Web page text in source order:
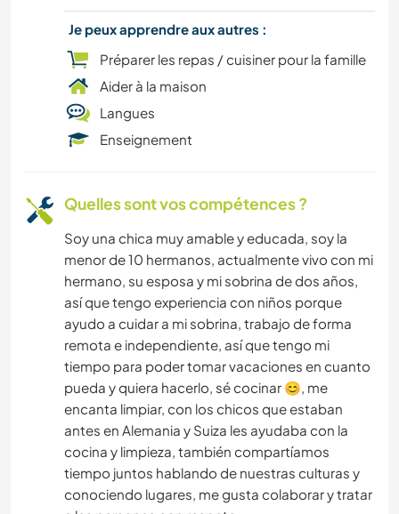
Je peux apprendre aux autres :
Préparer les repas / cuisiner pour la famille
Aider à la maison
Langues
Enseignement
Quelles sont vos compétences ?
Soy una chica muy amable y educada, soy la
menor de 10 hermanos, actualmente vivo con mi
hermano, su esposa y mi sobrina de dos años,
así que tengo experiencia con niños porque
ayudo a cuidar a mi sobrina, trabajo de forma
remota e independiente, así que tengo mi
tiempo para poder tomar vacaciones en cuanto
pueda y quiera hacerlo, sé cocinar 😊, me
encanta limpiar, con los chicos que estaban
antes en Alemania y Suiza les ayudaba con la
cocina y limpieza, también compartíamos
tiempo juntos hablando de nuestras culturas y
conociendo lugares, me gusta colaborar y tratar